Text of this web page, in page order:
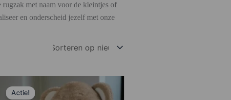
met naam voor de kleintjes of
en onderscheid jezelf met onze
Actie!
Oorspronkelijke
prijs
Huidige
prijs